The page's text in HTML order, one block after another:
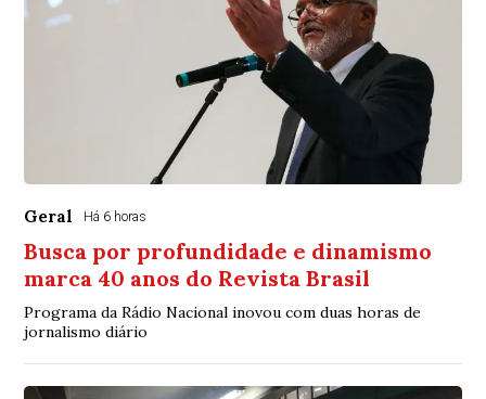
Geral Há 6 horas
Busca por profundidade e dinamismo
marca 40 anos do Revista Brasil
Programa da Rádio Nacional inovou com duas horas de
jornalismo diário